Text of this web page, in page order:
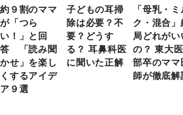
約９割のママ
が「つら
い！」と回
答 「読み聞
かせ」を楽し
くするアイデ
ア９選
子どもの耳掃
除は必要？不
要？どうす
る？ 耳鼻科医
に聞いた正解
「母乳・
ク・混合」
局どれがい
の？ 東大
部卒のママ
師が徹底解